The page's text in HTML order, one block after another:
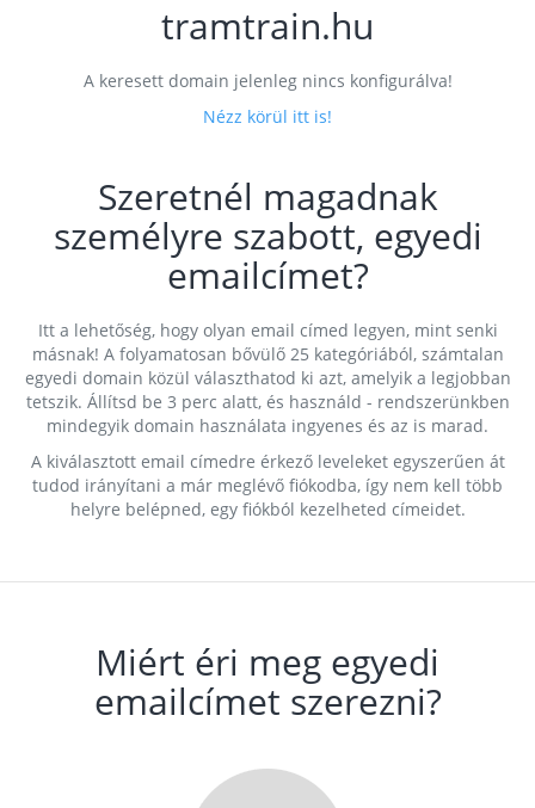
tramtrain.hu
A keresett domain jelenleg nincs konfigurálva!
Nézz körül itt is!
Szeretnél magadnak
személyre szabott, egyedi
emailcímet?
Itt a lehetőség, hogy olyan email címed legyen, mint senki
másnak! A folyamatosan bővülő 25 kategóriából, számtalan
egyedi domain közül választhatod ki azt, amelyik a legjobban
tetszik. Állítsd be 3 perc alatt, és használd - rendszerünkben
mindegyik domain használata ingyenes és az is marad.
A kiválasztott email címedre érkező leveleket egyszerűen át
tudod irányítani a már meglévő fiókodba, így nem kell több
helyre belépned, egy fiókból kezelheted címeidet.
Miért éri meg egyedi
emailcímet szerezni?